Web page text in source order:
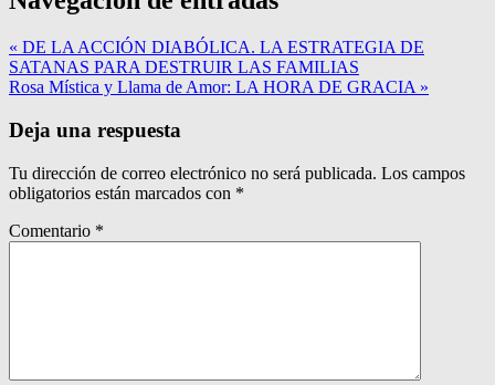
« DE LA ACCIÓN DIABÓLICA. LA ESTRATEGIA DE
SATANAS PARA DESTRUIR LAS FAMILIAS
Rosa Mística y Llama de Amor: LA HORA DE GRACIA »
Deja una respuesta
Tu dirección de correo electrónico no será publicada. Los campos
obligatorios están marcados con *
Comentario *